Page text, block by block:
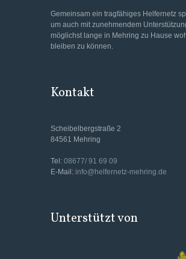
Gemeinsam ein tragfähiges Helfernetz
um auch mit zunehmendem
möglichst lange in Mehring zu Hause
bleiben zu können.
Kontakt
Scheibelbergstraße 2
84561 Mehring
Tel: 08677/ 91 69 09
E-Mail: info@helfernetz-mehring.de
Unterstützt von